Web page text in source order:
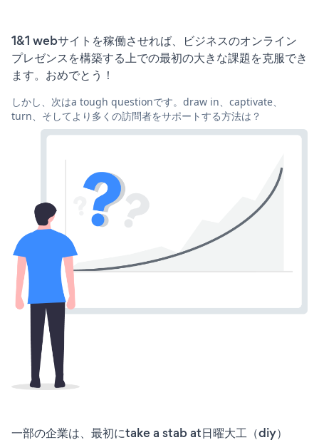
1&1 webサイトを稼働させれば、ビジネスのオンライン
プレゼンスを構築する上での最初の大きな課題を克服でき
ます。おめでとう！
しかし、次はa tough questionです。draw in、captivate、
turn、そしてより多くの訪問者をサポートする方法は？
一部の企業は、最初にtake a stab at日曜大工（diy）